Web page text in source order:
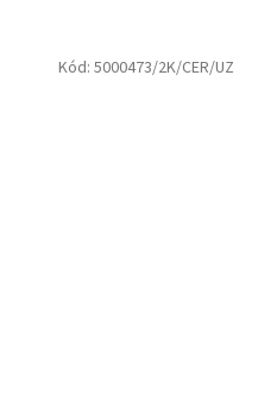
Kód: 5000473/2K/CER/UZ